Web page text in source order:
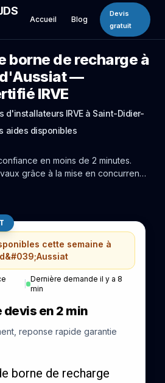
Accueil Blog
Devis
gratuit
borne de recharge à
—
IRVE
d'installateurs IRVE à Saint-Didier-
aides disponibles
en moins de 2 minutes.
grâce à la mise en concurrence
cette semaine à
Dernière demande il y a 8
min
devis en 2 min
reponse rapide garantie
borne de recharge